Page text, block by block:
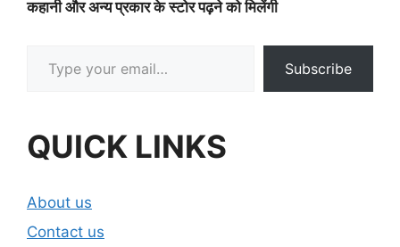
कहानी और अन्य प्रकार के स्टोर पढ़ने को मिलेंगी
Subscribe
QUICK LINKS
About us
Contact us